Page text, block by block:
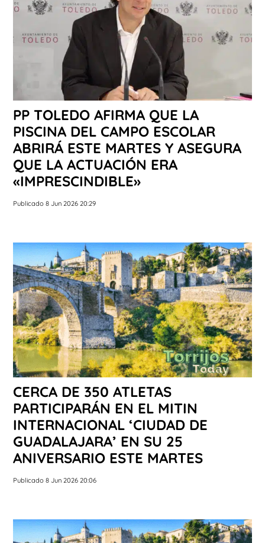
PP TOLEDO AFIRMA QUE LA
PISCINA DEL CAMPO ESCOLAR
ABRIRÁ ESTE MARTES Y ASEGURA
QUE LA ACTUACIÓN ERA
«IMPRESCINDIBLE»
Publicado 8 Jun 2026 20:29
CERCA DE 350 ATLETAS
PARTICIPARÁN EN EL MITIN
INTERNACIONAL ‘CIUDAD DE
GUADALAJARA’ EN SU 25
ANIVERSARIO ESTE MARTES
Publicado 8 Jun 2026 20:06